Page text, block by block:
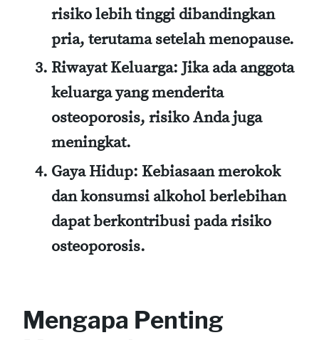
risiko lebih tinggi dibandingkan
pria, terutama setelah menopause.
Riwayat Keluarga: Jika ada anggota
keluarga yang menderita
osteoporosis, risiko Anda juga
meningkat.
Gaya Hidup: Kebiasaan merokok
dan konsumsi alkohol berlebihan
dapat berkontribusi pada risiko
osteoporosis.
Mengapa Penting